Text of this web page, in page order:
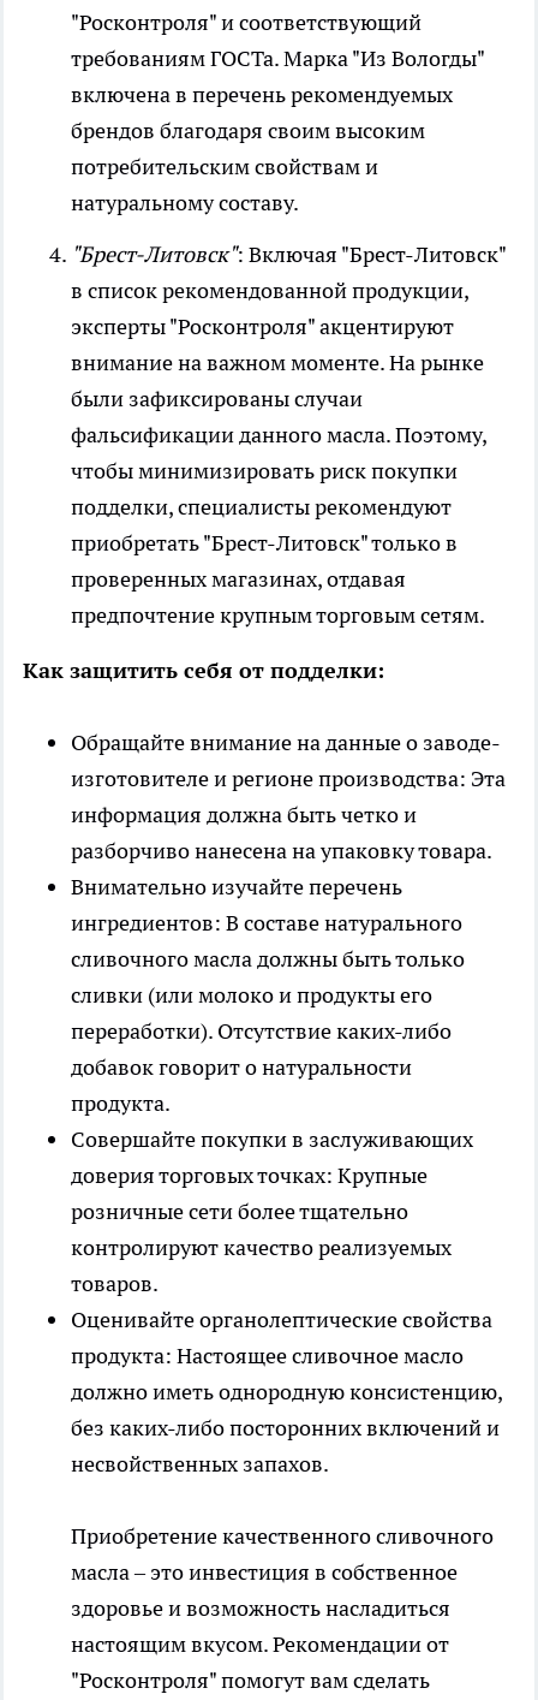
"Росконтроля" и соответствующий
требованиям ГОСТа. Марка "Из Вологды"
включена в перечень рекомендуемых
брендов благодаря своим высоким
потребительским свойствам и
натуральному составу.
"Брест-Литовск": Включая "Брест-Литовск"
в список рекомендованной продукции,
эксперты "Росконтроля" акцентируют
внимание на важном моменте. На рынке
были зафиксированы случаи
фальсификации данного масла. Поэтому,
чтобы минимизировать риск покупки
подделки, специалисты рекомендуют
приобретать "Брест-Литовск" только в
проверенных магазинах, отдавая
предпочтение крупным торговым сетям.
Как защитить себя от подделки:
Обращайте внимание на данные о заводе-
изготовителе и регионе производства: Эта
информация должна быть четко и
разборчиво нанесена на упаковку товара.
Внимательно изучайте перечень
ингредиентов: В составе натурального
сливочного масла должны быть только
сливки (или молоко и продукты его
переработки). Отсутствие каких-либо
добавок говорит о натуральности
продукта.
Совершайте покупки в заслуживающих
доверия торговых точках: Крупные
розничные сети более тщательно
контролируют качество реализуемых
товаров.
Оценивайте органолептические свойства
продукта: Настоящее сливочное масло
должно иметь однородную консистенцию,
без каких-либо посторонних включений и
несвойственных запахов.
Приобретение качественного сливочного
масла – это инвестиция в собственное
здоровье и возможность насладиться
настоящим вкусом. Рекомендации от
"Росконтроля" помогут вам сделать